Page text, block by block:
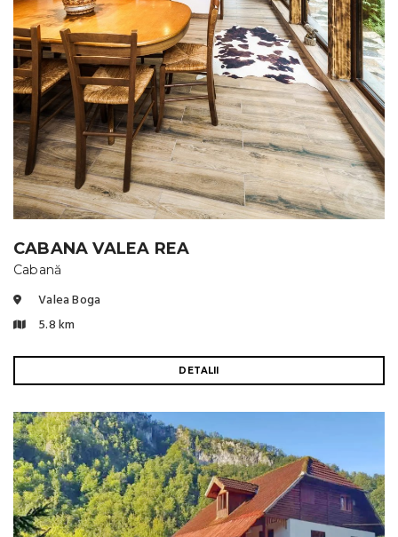
CABANA VALEA REA
Cabană
Valea Boga
5.8 km
DETALII